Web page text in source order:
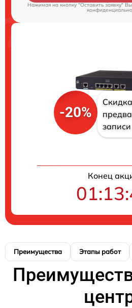
Нажимая на кнопку "Оставить заявку"
-20%
Конец
Преимущества Этапы работ